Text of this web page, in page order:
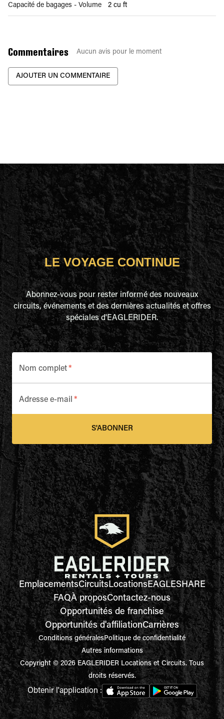
Capacité de bagages - Volume 2 cu ft
Commentaires Aucun avis pour le moment
AJOUTER UN COMMENTAIRE
LE VOYAGE CONTINUE
Abonnez-vous pour rester informé des nouveaux
circuits, événements et des dernières actualités et offres
spéciales d'EAGLERIDER.
Nom complet*
Adresse e-mail *
S'ABONNER
EmplacementsCircuitsLocationsEAGLESHARE
FAQÀ proposContactez-nous
Opportunités de franchise
Opportunités d'affiliationCarrières
Conditions généralesPolitique de confidentialité
Autres informations
Copyright © 2026 EAGLERIDER Locations et Circuits. Tous
droits réservés.
Obtenir l'application :